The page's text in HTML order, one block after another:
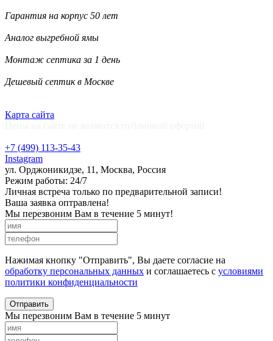
Гарантия на корпус 50 лет
Аналог выгребной ямы
Монтаж септика за 1 день
Дешевый септик в Москве
Карта сайта
+7 (499) 113-35-43
Instagram
ул. Орджоникидзе, 11, Москва, Россия
Режим работы: 24/7
Личная встреча только по предварительной записи!
Ваша заявка оптравлена!
Мы перезвоним Вам в течение 5 минут!
Нажимая кнопку "Отправить", Вы даете согласие на
обработку персональных данных и соглашаетесь с условиями
политики конфиденциальности
Отправить
Мы перезвоним Вам в течение 5 минут